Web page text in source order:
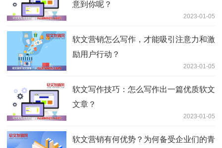
意到你呢？
2023-01-05
软文营销怎么写作，才能吸引注意力和激
励用户行动？
2023-01-05
软文写作技巧：怎么写作出一篇优质软文
文章？
2023-01-05
软文营销有何优势？为何备受企业们的青